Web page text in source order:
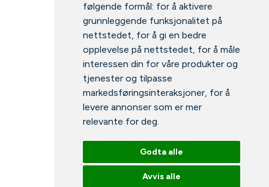
følgende formål: for å aktivere
grunnleggende funksjonalitet på
nettstedet, for å gi en bedre
opplevelse på nettstedet, for å måle
interessen din for våre produkter og
tjenester og tilpasse
markedsføringsinteraksjoner, for å
levere annonser som er mer
relevante for deg.
Godta alle
Avvis alle